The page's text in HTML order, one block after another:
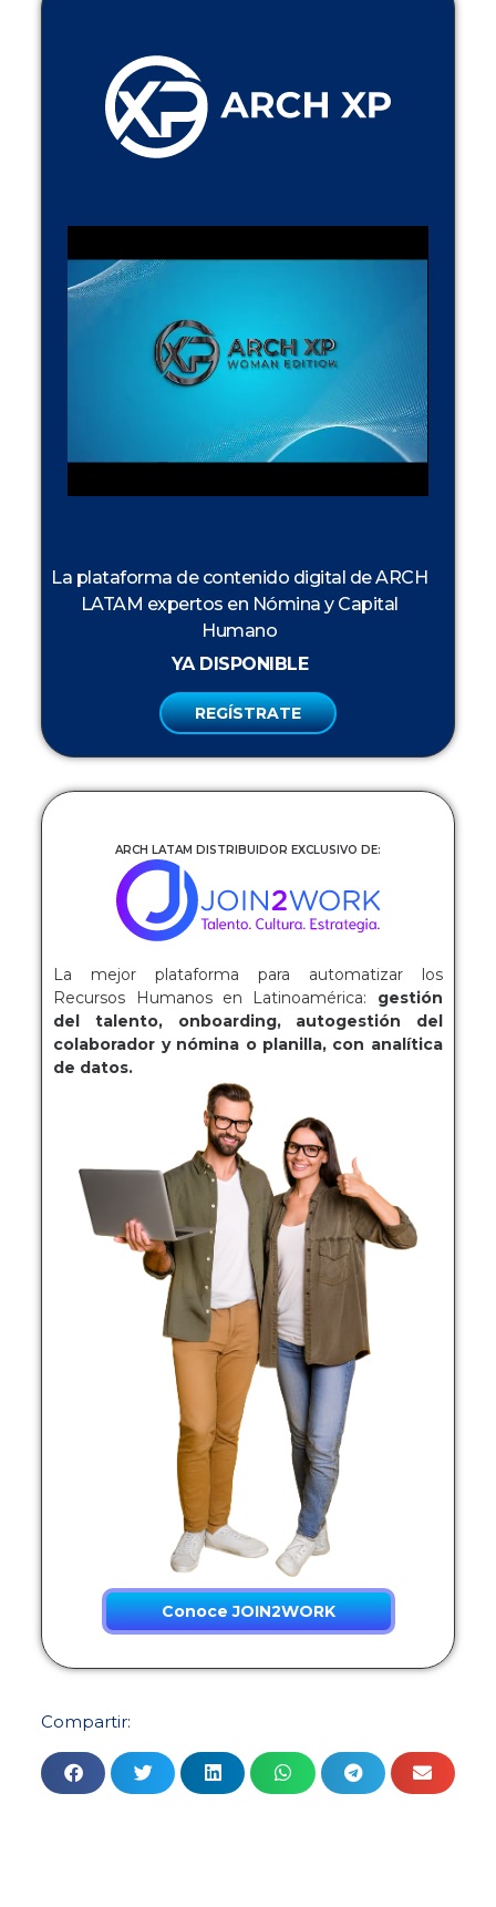
La plataforma de contenido digital de ARCH
LATAM expertos en Nómina y Capital
Humano
YA DISPONIBLE
REGÍSTRATE
ARCH LATAM DISTRIBUIDOR EXCLUSIVO DE:
La mejor plataforma para automatizar los
Recursos Humanos en Latinoamérica: gestión
del talento, onboarding, autogestión del
colaborador y nómina o planilla, con analítica
de datos.
Conoce JOIN2WORK
Compartir: